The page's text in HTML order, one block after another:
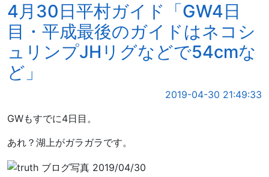
4月30日平村ガイド「GW4日
目・平成最後のガイドはネコシ
ュリンプJHリグなどで54cmな
ど」
2019-04-30 21:49:33
GWもすでに4日目。
あれ？湖上がガラガラです。